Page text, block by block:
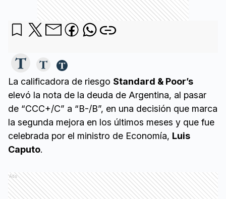
La calificadora de riesgo Standard & Poor’s
elevó la nota de la deuda de Argentina, al pasar
de “CCC+/C” a “B-/B”, en una decisión que marca
la segunda mejora en los últimos meses y que fue
celebrada por el ministro de Economía, Luis
Caputo.
Ads